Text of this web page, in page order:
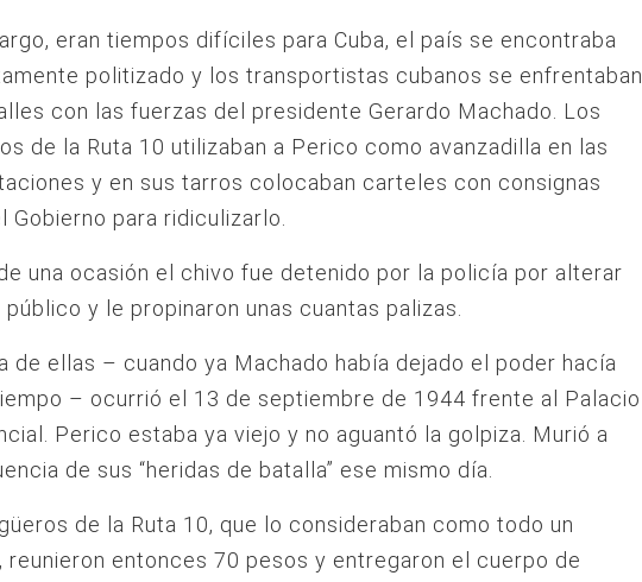
eran tiempos difíciles para Cuba, el país se encontraba
politizado y los transportistas cubanos se enfrentaban
con las fuerzas del presidente Gerardo Machado. Los
de la Ruta 10 utilizaban a Perico como avanzadilla en las
y en sus tarros colocaban carteles con consignas
Gobierno para ridiculizarlo.
una ocasión el chivo fue detenido por la policía por alterar
y le propinaron unas cuantas palizas.
de ellas – cuando ya Machado había dejado el poder hacía
– ocurrió el 13 de septiembre de 1944 frente al Palacio
Perico estaba ya viejo y no aguantó la golpiza. Murió a
de sus “heridas de batalla” ese mismo día.
de la Ruta 10, que lo consideraban como todo un
reunieron entonces 70 pesos y entregaron el cuerpo de